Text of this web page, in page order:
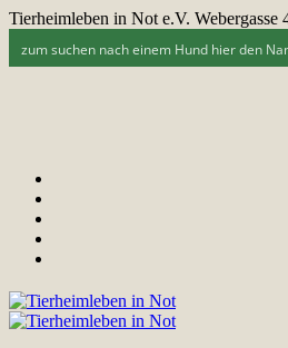
Tierheimleben in Not e.V. Webergasse